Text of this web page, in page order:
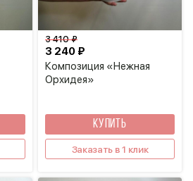
Композиция «Нежная
Орхидея»
3 240 ₽
3 410 ₽
КУПИТЬ
Заказать в 1 клик